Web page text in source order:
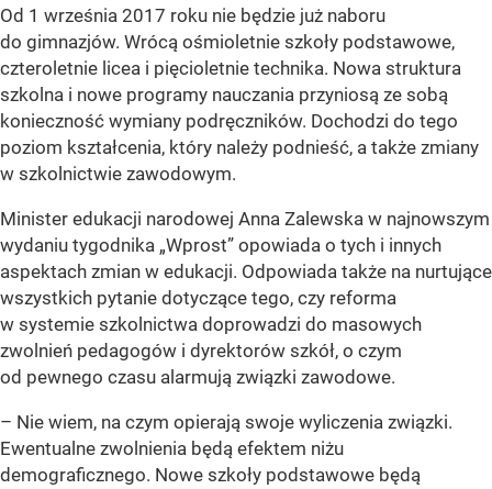
Od 1 września 2017 roku nie będzie już naboru
do gimnazjów. Wrócą ośmioletnie szkoły podstawowe,
czteroletnie licea i pięcioletnie technika. Nowa struktura
szkolna i nowe programy nauczania przyniosą ze sobą
konieczność wymiany podręczników. Dochodzi do tego
poziom kształcenia, który należy podnieść, a także zmiany
w szkolnictwie zawodowym.
Minister edukacji narodowej Anna Zalewska w najnowszym
wydaniu tygodnika „Wprost” opowiada o tych i innych
aspektach zmian w edukacji. Odpowiada także na nurtujące
wszystkich pytanie dotyczące tego, czy reforma
w systemie szkolnictwa doprowadzi do masowych
zwolnień pedagogów i dyrektorów szkół, o czym
od pewnego czasu alarmują związki zawodowe.
– Nie wiem, na czym opierają swoje wyliczenia związki.
Ewentualne zwolnienia będą efektem niżu
demograficznego. Nowe szkoły podstawowe będą